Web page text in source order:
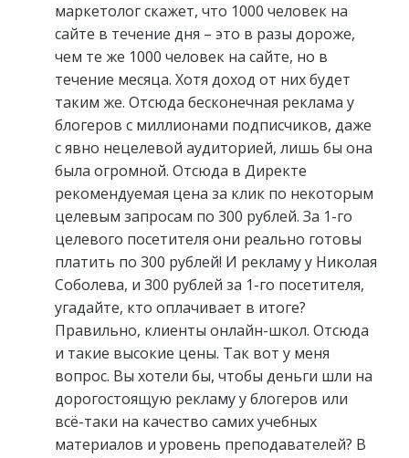
маркетолог скажет, что 1000 человек на
сайте в течение дня – это в разы дороже,
чем те же 1000 человек на сайте, но в
течение месяца. Хотя доход от них будет
таким же. Отсюда бесконечная реклама у
блогеров с миллионами подписчиков, даже
с явно нецелевой аудиторией, лишь бы она
была огромной. Отсюда в Директе
рекомендуемая цена за клик по некоторым
целевым запросам по 300 рублей. За 1-го
целевого посетителя они реально готовы
платить по 300 рублей! И рекламу у Николая
Соболева, и 300 рублей за 1-го посетителя,
угадайте, кто оплачивает в итоге?
Правильно, клиенты онлайн-школ. Отсюда
и такие высокие цены. Так вот у меня
вопрос. Вы хотели бы, чтобы деньги шли на
дорогостоящую рекламу у блогеров или
всё-таки на качество самих учебных
материалов и уровень преподавателей? В